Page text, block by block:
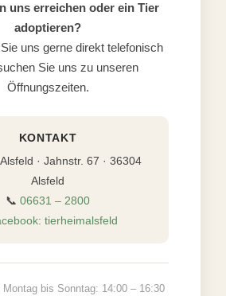
uns erreichen oder ein Tier
adoptieren?
uns gerne direkt telefonisch
Sie uns zu unseren
Öffnungszeiten.
KONTAKT
· Jahnstr. 67 · 36304
Alsfeld
📞 06631 – 2800
tierheimalsfeld
bis Sonntag: 14:00 – 16:30